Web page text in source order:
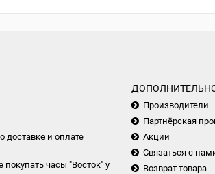
доставке и оплате
часы "Восток" у
Производители
Партнёрская
Акции
Связаться с
Возврат товара